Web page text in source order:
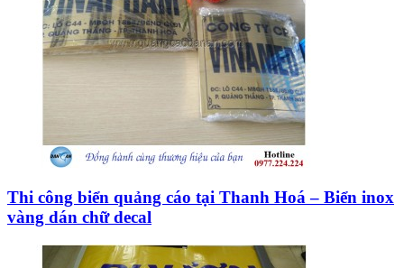
Thi công biển quảng cáo tại Thanh Hoá – Biển inox
vàng dán chữ decal